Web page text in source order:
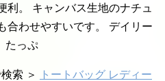
利。 キャンバス生地のナチュ
合わせやすいです。 デイリー
たっぷ
索 ＞
トートバッグ レディー